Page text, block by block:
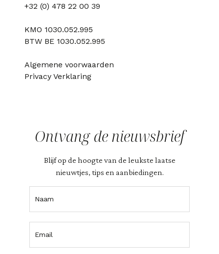
+32 (0) 478 22 00 39
KMO 1030.052.995
BTW BE 1030.052.995
Algemene voorwaarden
Privacy Verklaring
Ontvang de nieuwsbrief
Blijf op de hoogte van de leukste laatse
nieuwtjes, tips en aanbiedingen.